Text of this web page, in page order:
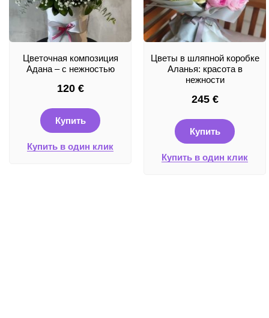
Цветочная композиция
Адана – с нежностью
120 €
Купить
Купить в один клик
Цветы в шляпной коробке
Аланья: красота в
нежности
245 €
Купить
Купить в один клик